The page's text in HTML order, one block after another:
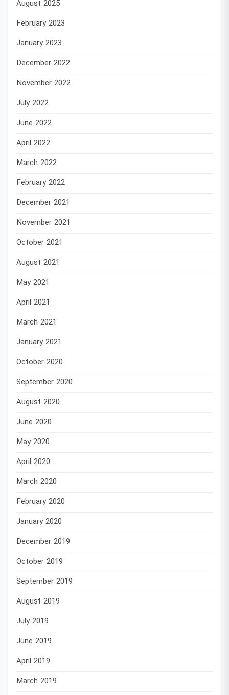
August 2025
February 2023
January 2023
December 2022
November 2022
July 2022
June 2022
April 2022
March 2022
February 2022
December 2021
November 2021
October 2021
August 2021
May 2021
April 2021
March 2021
January 2021
October 2020
September 2020
August 2020
June 2020
May 2020
April 2020
March 2020
February 2020
January 2020
December 2019
October 2019
September 2019
August 2019
July 2019
June 2019
April 2019
March 2019